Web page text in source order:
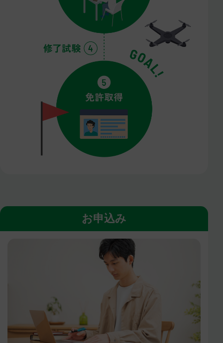
お申込み